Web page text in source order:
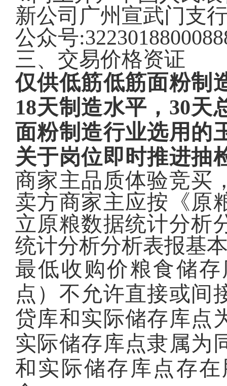
新公司广州宣武门支
公众号
三、交易价格资证
仅供低筋低筋面粉制
18天制造水平，30天
面粉制造行业选用的
关于岗位即时推进抽
商家主品质体验竞买
卖方商家主应按《原
立原粮数据统计分析
统计分析分析表报基
最低收购价粮食储
点）不允许直接或间
贷库和实际储存库点
实际储存库点隶属为
和实际储存库点存